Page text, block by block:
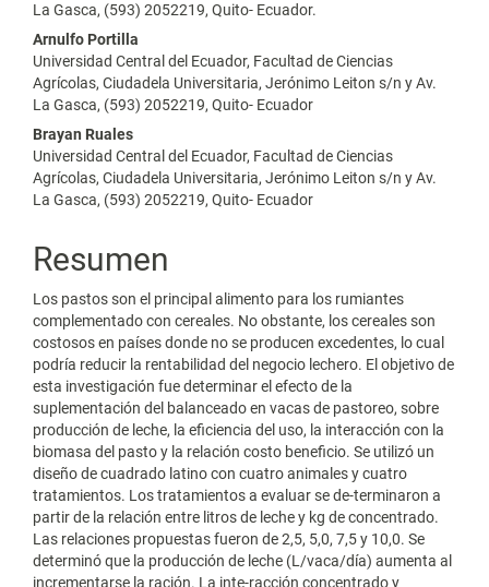
La Gasca, (593) 2052219, Quito- Ecuador.
Arnulfo Portilla
Universidad Central del Ecuador, Facultad de Ciencias
Agrícolas, Ciudadela Universitaria, Jerónimo Leiton s/n y Av.
La Gasca, (593) 2052219, Quito- Ecuador
Brayan Ruales
Universidad Central del Ecuador, Facultad de Ciencias
Agrícolas, Ciudadela Universitaria, Jerónimo Leiton s/n y Av.
La Gasca, (593) 2052219, Quito- Ecuador
Resumen
Los pastos son el principal alimento para los rumiantes
complementado con cereales. No obstante, los cereales son
costosos en países donde no se producen excedentes, lo cual
podría reducir la rentabilidad del negocio lechero. El objetivo de
esta investigación fue determinar el efecto de la
suplementación del balanceado en vacas de pastoreo, sobre
producción de leche, la eficiencia del uso, la interacción con la
biomasa del pasto y la relación costo beneficio. Se utilizó un
diseño de cuadrado latino con cuatro animales y cuatro
tratamientos. Los tratamientos a evaluar se de-terminaron a
partir de la relación entre litros de leche y kg de concentrado.
Las relaciones propuestas fueron de 2,5, 5,0, 7,5 y 10,0. Se
determinó que la producción de leche (L/vaca/día) aumenta al
incrementarse la ración. La inte-racción concentrado y